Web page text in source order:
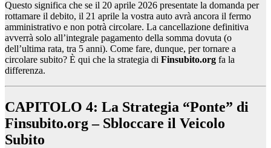
Questo significa che se il 20 aprile 2026 presentate la domanda per
rottamare il debito, il 21 aprile la vostra auto avrà ancora il fermo
amministrativo e non potrà circolare. La cancellazione definitiva
avverrà solo all’integrale pagamento della somma dovuta (o
dell’ultima rata, tra 5 anni). Come fare, dunque, per tornare a
circolare subito? È qui che la strategia di Finsubito.org fa la
differenza.
CAPITOLO 4: La Strategia “Ponte” di
Finsubito.org – Sbloccare il Veicolo
Subito